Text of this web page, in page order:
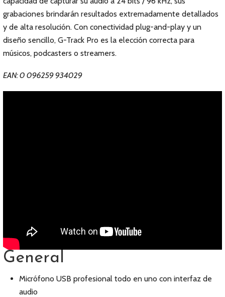
grabaciones brindarán resultados extremadamente detallados
y de alta resolución. Con conectividad plug-and-play y un
diseño sencillo, G-Track Pro es la elección correcta para
músicos, podcasters o streamers.
EAN: 0 096259 934029
General
Micrófono USB profesional todo en uno con interfaz de
audio